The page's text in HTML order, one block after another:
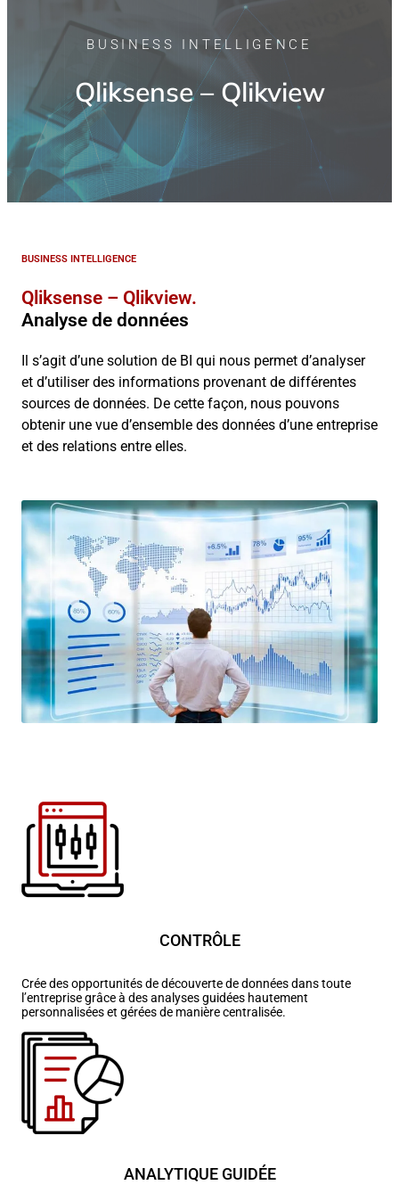
BUSINESS INTELLIGENCE
Qliksense – Qlikview
BUSINESS INTELLIGENCE
Qliksense – Qlikview.
Analyse de données
Il s’agit d’une solution de BI qui nous permet d’analyser
et d’utiliser des informations provenant de différentes
sources de données. De cette façon, nous pouvons
obtenir une vue d’ensemble des données d’une entreprise
et des relations entre elles.
CONTRÔLE
Crée des opportunités de découverte de données dans toute
l’entreprise grâce à des analyses guidées hautement
personnalisées et gérées de manière centralisée.
ANALYTIQUE GUIDÉE